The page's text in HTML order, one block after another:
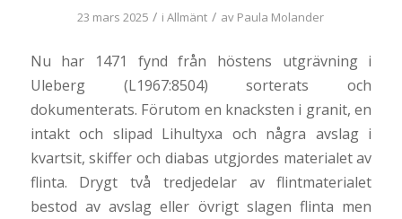
23 mars 2025 / iAllmänt / av Paula Molander
Nu har 1471 fynd från höstens utgrävning i
Uleberg (L1967:8504) sorterats och
dokumenterats. Förutom en knacksten i granit, en
intakt och slipad Lihultyxa och några avslag i
kvartsit, skiffer och diabas utgjordes materialet av
flinta. Drygt två tredjedelar av flintmaterialet
bestod av avslag eller övrigt slagen flinta men